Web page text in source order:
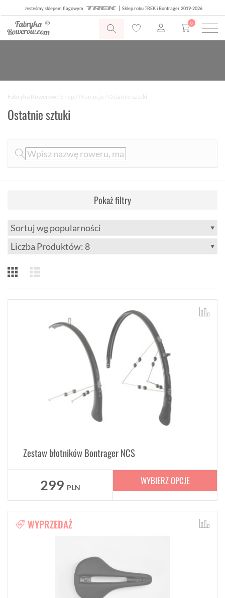
Jesteśmy sklepem flagowym Sklep roku TREK i Bontrager 2019-2026
0
Ostatnie sztuki
Fabryka Rowerów Sklep Promocje / Ostatnie sztuki
Pokaż filtry
Zestaw błotników Bontrager NCS
299 PLN
WYBIERZ OPCJE
WYPRZEDAŻ